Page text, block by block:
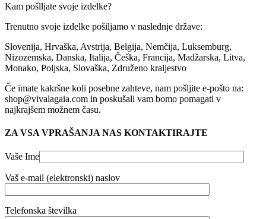
Kam pošlljate svoje izdelke?
Trenutno svoje izdelke pošiljamo v naslednje države:
Slovenija, Hrvaška, Avstrija, Belgija, Nemčija, Luksemburg,
Nizozemska, Danska, Italija, Češka, Francija, Madžarska, Litva,
Monako, Poljska, Slovaška, Združeno kraljestvo
Če imate kakršne koli posebne zahteve, nam pošljite e-pošto na:
shop@vivalagaia.com in poskušali vam bomo pomagati v
najkrajšem možnem času.
ZA VSA VPRAŠANJA NAS KONTAKTIRAJTE
Vaše Ime
Vaš e-mail (elektronski) naslov
Telefonska številka